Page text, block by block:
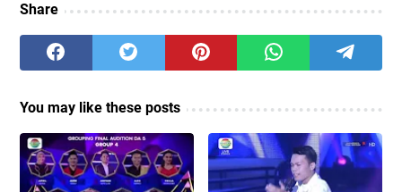
Share
You may like these posts